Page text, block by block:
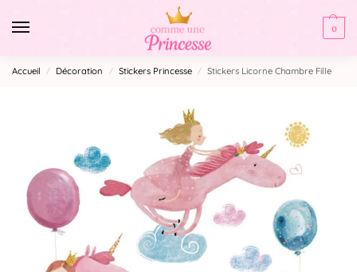
0
Accueil / Décoration / Stickers Princesse / Stickers Licorne Chambre Fille